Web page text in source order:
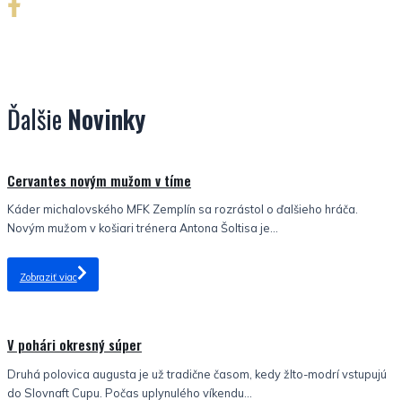
Ďalšie Novinky
Cervantes novým mužom v tíme
Káder michalovského MFK Zemplín sa rozrástol o ďalšieho hráča.
Novým mužom v košiari trénera Antona Šoltisa je...
Zobraziť viac
V pohári okresný súper
Druhá polovica augusta je už tradične časom, kedy žlto-modrí vstupujú
do Slovnaft Cupu. Počas uplynulého víkendu...